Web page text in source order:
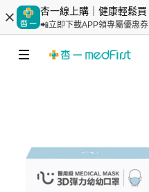
杏一線上購｜健康輕鬆買
📲立即下載APP領專屬優惠券